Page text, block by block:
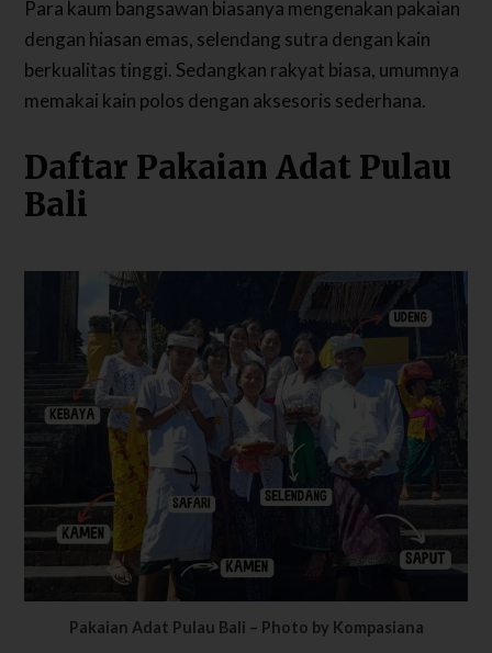
Para kaum bangsawan biasanya mengenakan pakaian
dengan hiasan emas, selendang sutra dengan kain
berkualitas tinggi. Sedangkan rakyat biasa, umumnya
memakai kain polos dengan aksesoris sederhana.
Daftar Pakaian Adat Pulau
Bali
Pakaian Adat Pulau Bali – Photo by Kompasiana